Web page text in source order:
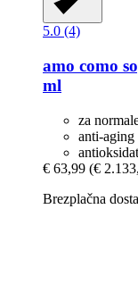
5.0 (4)
amo como
ml
za
anti-aging
€ 63,99 (€
Brezplačna